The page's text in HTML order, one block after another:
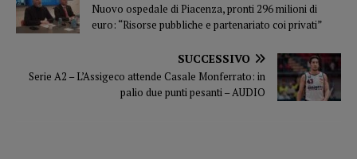
Nuovo ospedale di Piacenza, pronti 296 milioni di
euro: “Risorse pubbliche e partenariato coi privati”
SUCCESSIVO
Serie A2 – L’Assigeco attende Casale Monferrato: in
palio due punti pesanti – AUDIO